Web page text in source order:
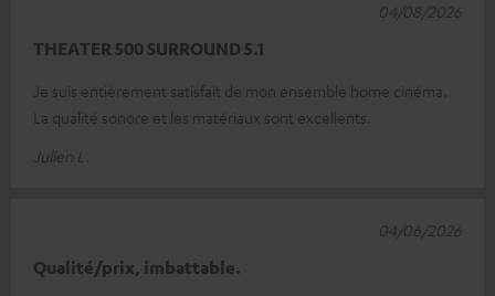
THEATER 500 SURROUND 5.1
Je suis entièrement satisfait de mon ensemble home cinéma.
La qualité sonore et les matériaux sont excellents.
Julien L.
04/08/2026
Qualité/prix, imbattable.
04/06/2026